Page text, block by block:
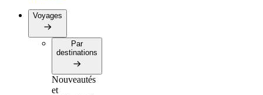
Voyages
Par
destinations
Nouveautés
et